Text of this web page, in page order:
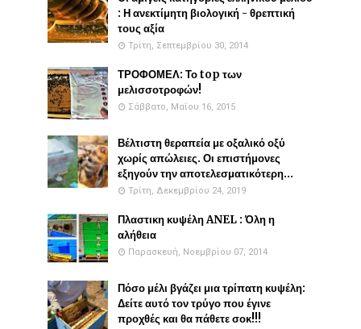
: Η ανεκτίμητη βιολογική - θρεπτική
τους αξία
Τρίτη, Σεπτεμβρίου 30, 2014
ΤΡΟΦΟΜΕΛ: Το top των
μελισσοτροφών!
Σάββατο, Μαΐου 16, 2015
Βέλτιστη θεραπεία με οξαλικό οξύ
χωρίς απώλειες. Οι επιστήμονες
εξηγούν την αποτελεσματικότερη...
Τρίτη, Δεκεμβρίου 24, 2019
Πλαστικη κυψέλη ANEL : Όλη η
αλήθεια
Παρασκευή, Νοεμβρίου 07, 2014
Πόσο μέλι βγάζει μια τρίπατη κυψέλη:
Δείτε αυτό τον τρύγο που έγινε
προχθές και θα πάθετε σοκ!!!